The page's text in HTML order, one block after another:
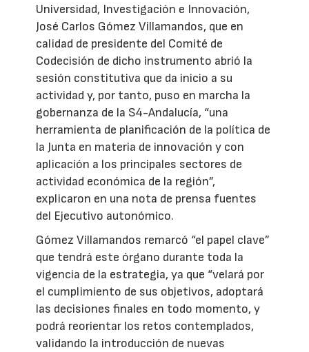
Universidad, Investigación e Innovación,
José Carlos Gómez Villamandos, que en
calidad de presidente del Comité de
Codecisión de dicho instrumento abrió la
sesión constitutiva que da inicio a su
actividad y, por tanto, puso en marcha la
gobernanza de la S4-Andalucía, “una
herramienta de planificación de la política de
la Junta en materia de innovación y con
aplicación a los principales sectores de
actividad económica de la región”,
explicaron en una nota de prensa fuentes
del Ejecutivo autonómico.
Gómez Villamandos remarcó “el papel clave”
que tendrá este órgano durante toda la
vigencia de la estrategia, ya que “velará por
el cumplimiento de sus objetivos, adoptará
las decisiones finales en todo momento, y
podrá reorientar los retos contemplados,
validando la introducción de nuevas